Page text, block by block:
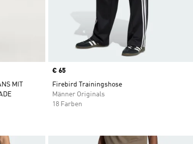
MIT
Price
€ 65
Firebird Trainingshose
Männer Originals
18 Farben